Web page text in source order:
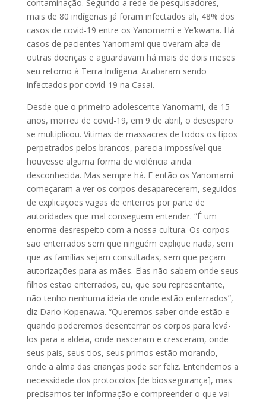
contaminação. Segundo a rede de pesquisadores,
mais de 80 indígenas já foram infectados ali, 48% dos
casos de covid-19 entre os Yanomami e Ye’kwana. Há
casos de pacientes Yanomami que tiveram alta de
outras doenças e aguardavam há mais de dois meses
seu retorno à Terra Indígena. Acabaram sendo
infectados por covid-19 na Casai.
Desde que o primeiro adolescente Yanomami, de 15
anos, morreu de covid-19, em 9 de abril, o desespero
se multiplicou. Vítimas de massacres de todos os tipos
perpetrados pelos brancos, parecia impossível que
houvesse alguma forma de violência ainda
desconhecida. Mas sempre há. E então os Yanomami
começaram a ver os corpos desaparecerem, seguidos
de explicações vagas de enterros por parte de
autoridades que mal conseguem entender. “É um
enorme desrespeito com a nossa cultura. Os corpos
são enterrados sem que ninguém explique nada, sem
que as famílias sejam consultadas, sem que peçam
autorizações para as mães. Elas não sabem onde seus
filhos estão enterrados, eu, que sou representante,
não tenho nenhuma ideia de onde estão enterrados”,
diz Dario Kopenawa. “Queremos saber onde estão e
quando poderemos desenterrar os corpos para levá-
los para a aldeia, onde nasceram e cresceram, onde
seus pais, seus tios, seus primos estão morando,
onde a alma das crianças pode ser feliz. Entendemos a
necessidade dos protocolos [de biossegurança], mas
precisamos ter informação e compreender o que vai